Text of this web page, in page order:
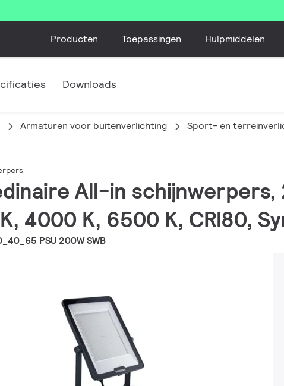
Producten Toepassingen Hulpmiddelen
Downloads
Armaturen voor buitenverlichting Sport- en
All-in
4000 K, 6500 K, CRI80,
PSU 200W SWB